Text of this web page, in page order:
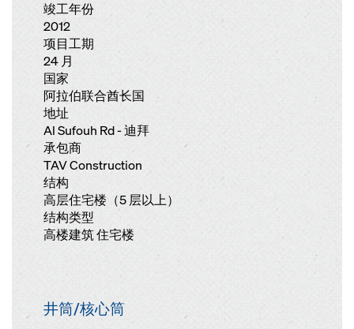
竣工年份
2012
项目工期
24 月
国家
阿拉伯联合酋长国
地址
Al Sufouh Rd - 迪拜
承包商
TAV Construction
结构
高层住宅楼（5 层以上）
结构类型
高楼建筑 住宅楼
井筒/核心筒